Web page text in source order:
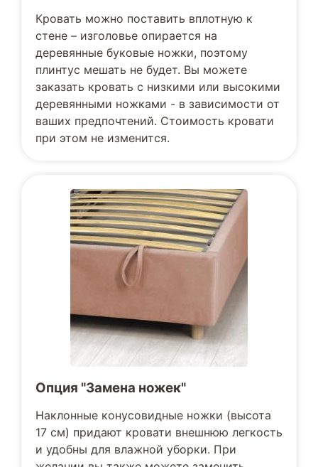
Кровать можно поставить вплотную к
стене – изголовье опирается на
деревянные буковые ножки, поэтому
плинтус мешать не будет. Вы можете
заказать кровать с низкими или высокими
деревянными ножками - в зависимости от
ваших предпочтений. Стоимость кровати
при этом не изменится.
Опция "Замена ножек"
Наклонные конусовидные ножки (высота
17 см) придают кровати внешнюю легкость
и удобны для влажной уборки. При